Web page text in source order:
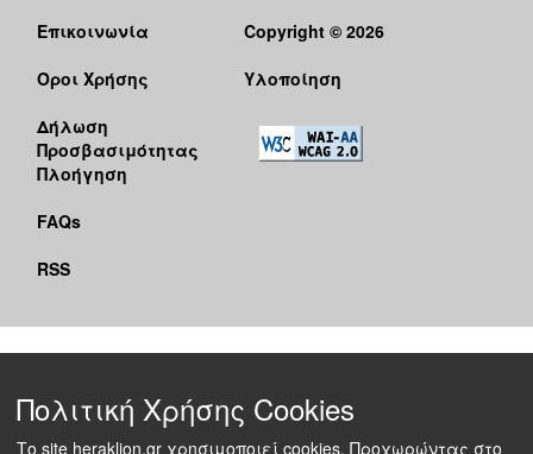
Επικοινωνία
Όροι Χρήσης
Δήλωση
Προσβασιμότητας
Πλοήγηση
FAQs
RSS
Copyright © 2026
Υλοποίηση
Πολιτική Χρήσης Cookies
Το site heraklion.gr χρησιμοποιεί cookies. Προχωρώντας στο